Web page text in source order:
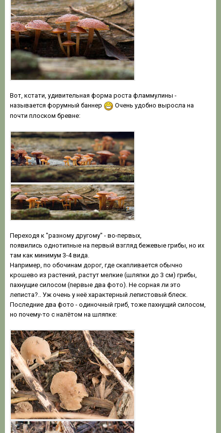
Вот, кстати, удивительная форма роста фламмулины -
называется форумный баннер
Очень удобно выросла на
почти плоском бревне:
Переходя к "разному другому" - во-первых,
появились однотипные на первый взгляд бежевые грибы, но их
там как минимум 3-4 вида.
Например, по обочинам дорог, где скапливается обычно
крошево из растений, растут мелкие (шляпки до 3 см) грибы,
пахнущие силосом (первые два фото). Не сорная ли это
леписта?.. Уж очень у неё характерный лепистовый блеск.
Последние два фото - одиночный гриб, тоже пахнущий силосом,
но почему-то с налётом на шляпке: